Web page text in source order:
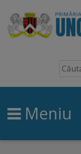
Ungheni
generală
Simbolurile
Meniu